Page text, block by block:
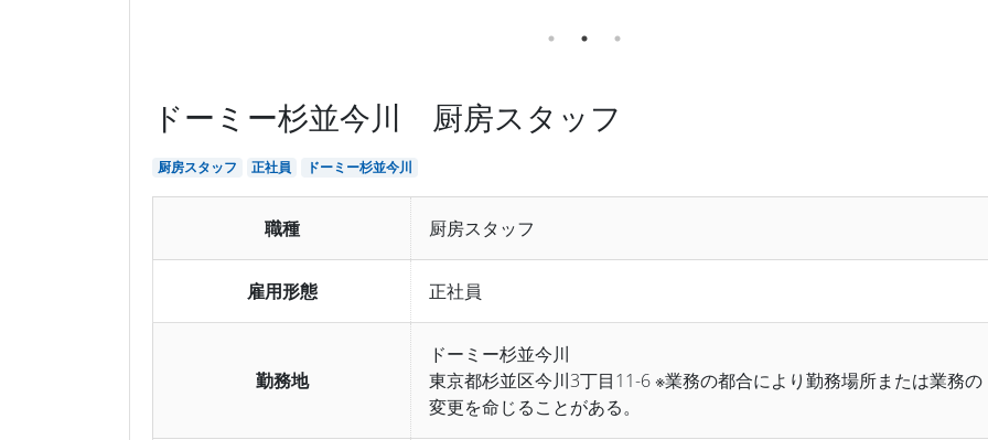
ドーミー杉並今川 厨房スタッフ
厨房スタッフ 正社員 ドーミー杉並今川
職種 厨房スタッフ
雇用形態 正社員
勤務地
ドーミー杉並今川
東京都杉並区今川3丁目11-6 ※業務の都合により勤務場所または業務の
変更を命じることがある。